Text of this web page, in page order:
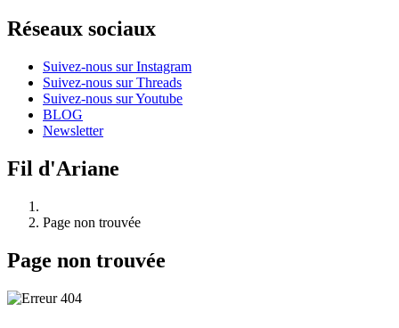
Réseaux sociaux
Suivez-nous sur Instagram
Suivez-nous sur Threads
Suivez-nous sur Youtube
BLOG
Newsletter
Fil d'Ariane
Page non trouvée
Page non trouvée